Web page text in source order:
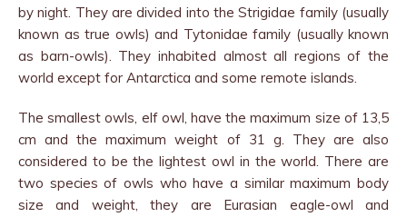
by night. They are divided into the Strigidae family (usually
known as true owls) and Tytonidae family (usually known
as barn-owls). They inhabited almost all regions of the
world except for Antarctica and some remote islands.
The smallest owls, elf owl, have the maximum size of 13,5
cm and the maximum weight of 31 g. They are also
considered to be the lightest owl in the world. There are
two species of owls who have a similar maximum body
size and weight, they are Eurasian eagle-owl and